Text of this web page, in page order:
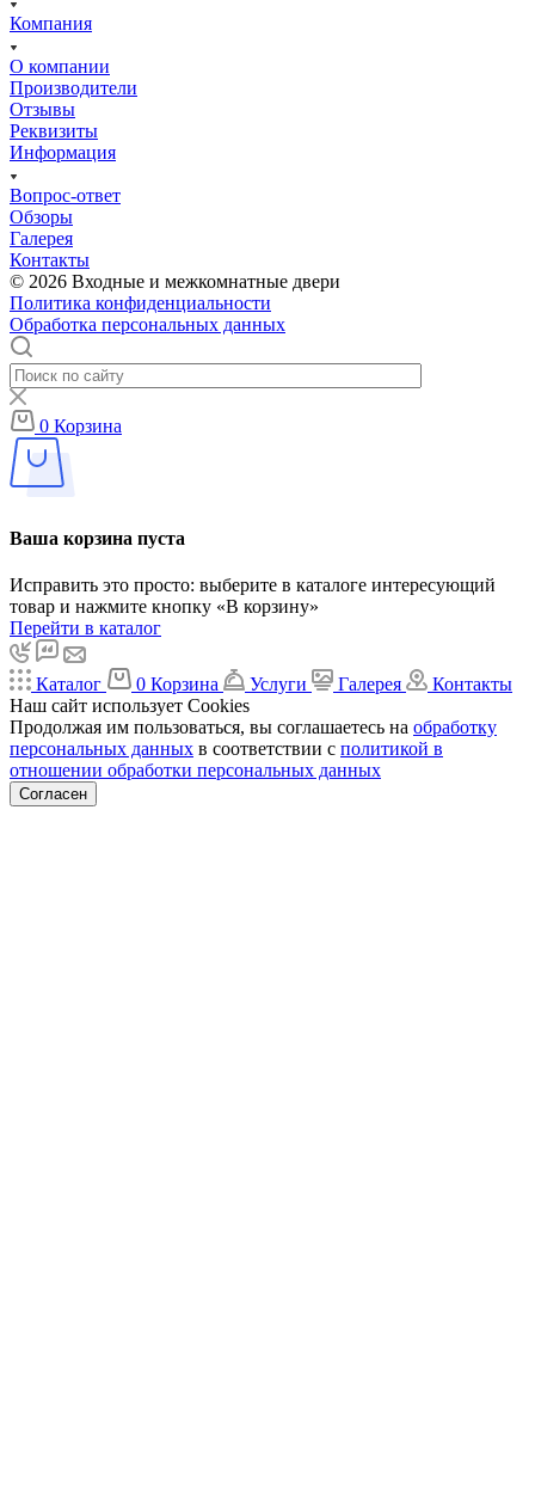
Компания
О компании
Производители
Отзывы
Реквизиты
Информация
Вопрос-ответ
Обзоры
Галерея
Контакты
© 2026 Входные и межкомнатные двери
Политика конфиденциальности
Обработка персональных данных
0 Корзина
Ваша корзина пуста
Исправить это просто: выберите в каталоге интересующий
товар и нажмите кнопку «В корзину»
Перейти в каталог
Каталог 0 Корзина Услуги Галерея
Контакты
Наш сайт использует Cookies
Продолжая им пользоваться, вы соглашаетесь на обработку
персональных данных в соответствии с политикой в
отношении обработки персональных данных
Согласен